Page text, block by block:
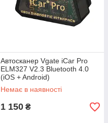
Автосканер Vgate iCar Pro
ELM327 V2.3 Bluetooth 4.0
(iOS + Android)
Немає в наявності
1 150 ₴